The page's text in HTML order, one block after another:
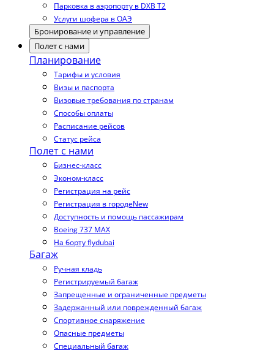
Парковка в аэропорту в DXB T2
Услуги шофера в ОАЭ
Бронирование и управление
Полет с нами
Планирование
Тарифы и условия
Визы и паспорта
Визовые требования по странам
Способы оплаты
Расписание рейсов
Статус рейса
Полет с нами
Бизнес-класс
Эконом-класс
Регистрация на рейс
Регистрация в городеNew
Доступность и помощь пассажирам
Boeing 737 MAX
На борту flydubai
Багаж
Ручная кладь
Регистрируемый багаж
Запрещенные и ограниченные предметы
Задержанный или поврежденный багаж
Спортивное снаряжение
Опасные предметы
Специальный багаж